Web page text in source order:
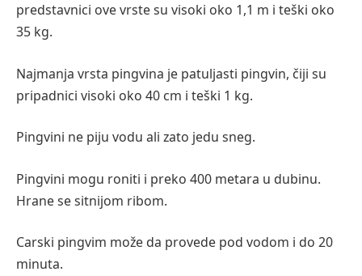
predstavnici ove vrste su visoki oko 1,1 m i teški oko
35 kg.
Najmanja vrsta pingvina je patuljasti pingvin, čiji su
pripadnici visoki oko 40 cm i teški 1 kg.
Pingvini ne piju vodu ali zato jedu sneg.
Pingvini mogu roniti i preko 400 metara u dubinu.
Hrane se sitnijom ribom.
Carski pingvim može da provede pod vodom i do 20
minuta.